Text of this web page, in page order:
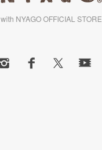
with NYAGO OFFICIAL STORE